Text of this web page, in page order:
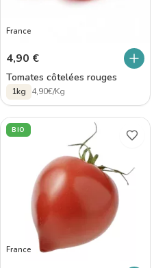
France
4,90 €
Tomates côtelées rouges
1kg 4,90€/Kg
BIO
France